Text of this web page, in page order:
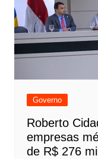
Governo
Roberto
empresas
de R$ 276